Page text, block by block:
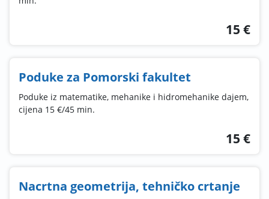
15 €
Poduke za Pomorski fakultet
Poduke iz matematike, mehanike i hidromehanike dajem,
cijena 15 €/45 min.
15 €
Nacrtna geometrija, tehničko crtanje